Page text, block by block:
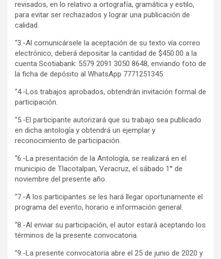
revisados, en lo relativo a ortografía, gramática y estilo,
para evitar ser rechazados y lograr una publicación de
calidad.
“3.-Al comunicársele la aceptación de su texto vía correo
electrónico, deberá depositar la cantidad de $450.00 a la
cuenta Scotiabank: 5579 2091 3050 8648, enviando foto de
la ficha de depósito al WhatsApp 7771251345.
“4.-Los trabajos aprobados, obtendrán invitación formal de
participación.
“5.-El participante autorizará que su trabajo sea publicado
en dicha antología y obtendrá un ejemplar y
reconocimiento de participación.
“6.-La presentación de la Antología, se realizará en el
municipio de Tlacotalpan, Veracruz, el sábado 1° de
noviembre del presente año.
“7.-A los participantes se les hará llegar oportunamente el
programa del evento, horario e información general.
“8.-Al enviar su participación, el autor estará aceptando los
términos de la presente convocatoria.
“9.-La presente convocatoria abre el 25 de junio de 2020 y